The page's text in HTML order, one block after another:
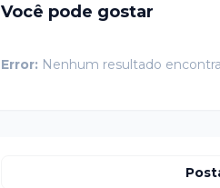
Você pode gostar
Error: Nenhum resultado